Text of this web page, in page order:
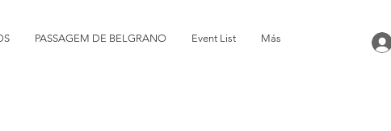
PASSAGEM DE BELGRANO Event List Más